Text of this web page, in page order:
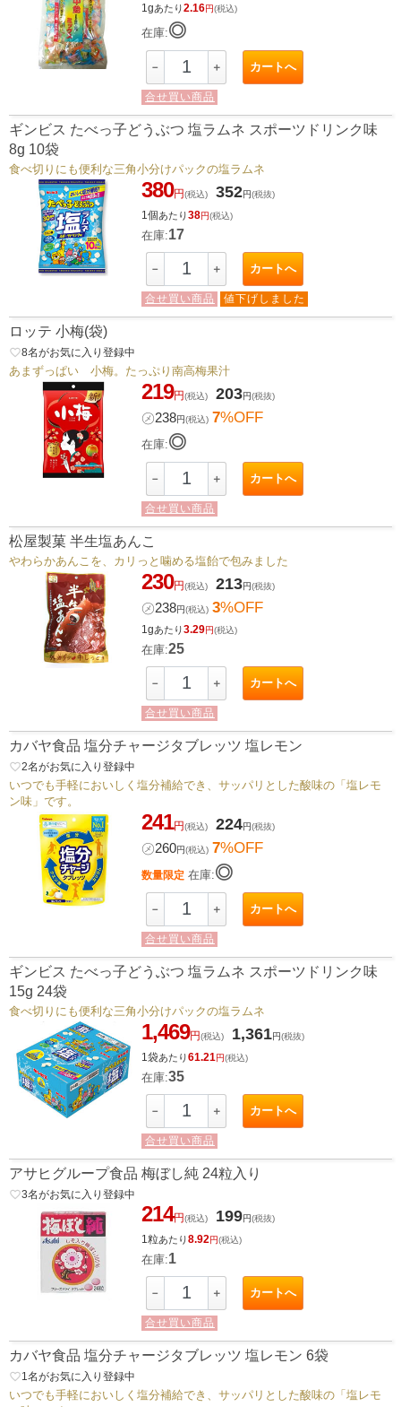
1gあたり2.16円(税込)
在庫:◎
－ ＋ カートへ
合せ買い商品
ギンビス たべっ子どうぶつ 塩ラムネ スポーツドリンク味
8g 10袋
食べ切りにも便利な三角小分けパックの塩ラムネ
380円(税込) 352円(税抜)
1個あたり38円(税込)
在庫:17
－ ＋ カートへ
合せ買い商品 値下げしました
ロッテ 小梅(袋)
favorite_border8名がお気に入り登録中
あまずっぱい 小梅。たっぷり南高梅果汁
219円(税込) 203円(税抜)
㋱238円(税込) 7%OFF
在庫:◎
－ ＋ カートへ
合せ買い商品
松屋製菓 半生塩あんこ
やわらかあんこを、カリっと噛める塩飴で包みました
230円(税込) 213円(税抜)
㋱238円(税込) 3%OFF
1gあたり3.29円(税込)
在庫:25
－ ＋ カートへ
合せ買い商品
カバヤ食品 塩分チャージタブレッツ 塩レモン
favorite_border2名がお気に入り登録中
いつでも手軽においしく塩分補給でき、サッパリとした酸味の「塩レモ
ン味」です。
241円(税込) 224円(税抜)
㋱260円(税込) 7%OFF
数量限定 在庫:◎
－ ＋ カートへ
合せ買い商品
ギンビス たべっ子どうぶつ 塩ラムネ スポーツドリンク味
15g 24袋
食べ切りにも便利な三角小分けパックの塩ラムネ
1,469円(税込) 1,361円(税抜)
1袋あたり61.21円(税込)
在庫:35
－ ＋ カートへ
合せ買い商品
アサヒグループ食品 梅ぼし純 24粒入り
favorite_border3名がお気に入り登録中
214円(税込) 199円(税抜)
1粒あたり8.92円(税込)
在庫:1
－ ＋ カートへ
合せ買い商品
カバヤ食品 塩分チャージタブレッツ 塩レモン 6袋
favorite_border1 名がお気に入り登録中
いつでも手軽においしく塩分補給でき、サッパリとした酸味の「塩レモ